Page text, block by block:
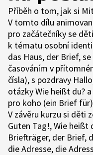
Příběh o tom, jak si
V tomto dílu
pro začátečníky se
k tématu osobní
das Haus, der Brief,
časováním v
čísla), s pozdravy
otázky Wie heißt du?
pro koho (ein Brief
V závěru kurzu si děti
Guten Tag!, Wie heißt
Briefträger, der Brief,
die Adresse, die